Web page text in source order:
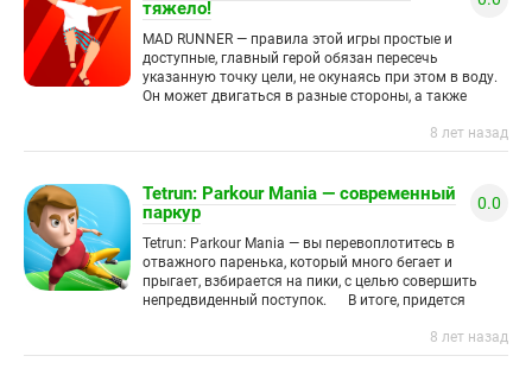
тяжело!
MAD RUNNER — правила этой игры простые и
доступные, главный герой обязан пересечь
указанную точку цели, не окунаясь при этом в воду.
Он может двигаться в разные стороны, а также
8 лет назад
Tetrun: Parkour Mania — современный
паркур
0.0
Tetrun: Parkour Mania — вы перевоплотитесь в
отважного паренька, который много бегает и
прыгает, взбирается на пики, с целью совершить
непредвиденный поступок. В итоге, придется
8 лет назад